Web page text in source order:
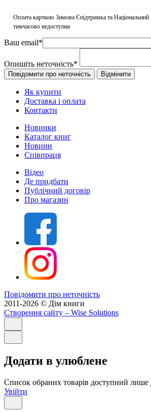
Оплата карткою Зимова Єпідтримка та
тимчасово недоступна
Ваш email*
Опишіть неточність*
Як купити
Доставка і оплата
Контакти
Новинки
Каталог книг
Новини
Співпраця
Відео
Де придбати
Публічний договір
Про магазин
Повідомити про неточність
2011-2026 © Дім книги
Створення сайту – Wise Solutions
Додати в улюблене
Список обраних товарів доступний лише
Увійти